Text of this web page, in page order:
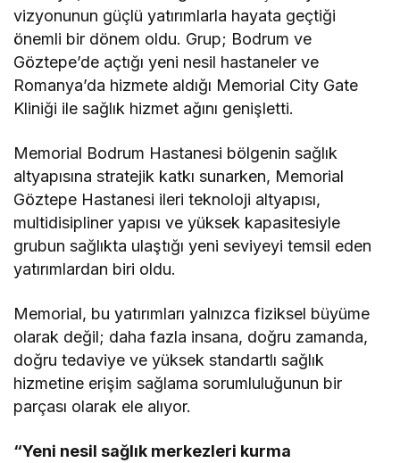
vizyonunun güçlü yatırımlarla hayata geçtiği
önemli bir dönem oldu. Grup; Bodrum ve
Göztepe’de açtığı yeni nesil hastaneler ve
Romanya’da hizmete aldığı Memorial City Gate
Kliniği ile sağlık hizmet ağını genişletti.
Memorial Bodrum Hastanesi bölgenin sağlık
altyapısına stratejik katkı sunarken, Memorial
Göztepe Hastanesi ileri teknoloji altyapısı,
multidisipliner yapısı ve yüksek kapasitesiyle
grubun sağlıkta ulaştığı yeni seviyeyi temsil eden
yatırımlardan biri oldu.
Memorial, bu yatırımları yalnızca fiziksel büyüme
olarak değil; daha fazla insana, doğru zamanda,
doğru tedaviye ve yüksek standartlı sağlık
hizmetine erişim sağlama sorumluluğunun bir
parçası olarak ele alıyor.
“Yeni nesil sağlık merkezleri kurma